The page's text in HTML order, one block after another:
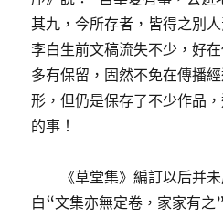
其九，今所存者，皆得之別
李白生前文稿流失不少，好
多有保留，固然不免在傳播
形，但仍是保存了不少作品
的事！
《草堂集》編訂以后并
白“文集亦無定卷，家家有